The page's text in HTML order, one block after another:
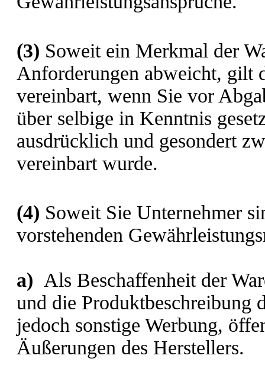
(3) Soweit ein Merkmal der
Anforderungen abweicht, gilt
vereinbart, wenn Sie vor
über selbige in Kenntnis
ausdrücklich und gesondert
vereinbart wurde.
(4) Soweit Sie Unternehmer
vorstehenden
a) Als Beschaffenheit der
und die Produktbeschreibung
jedoch sonstige Werbung,
Äußerungen des Herstellers.